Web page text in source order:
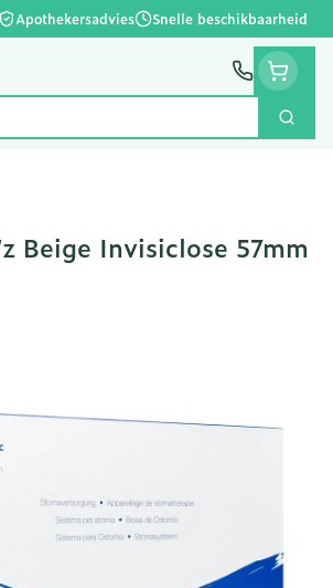
Apothekersadvies Snelle beschikbaarheid
Zoek
Beige Invisiclose 57mm